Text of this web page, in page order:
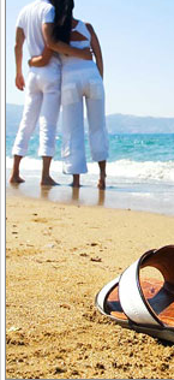
MENU
Itinerarios,
Solo Ida